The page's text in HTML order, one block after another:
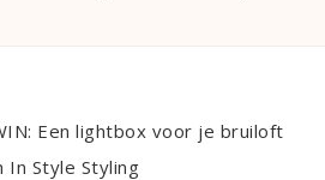
Een lightbox voor je bruiloft
In Style Styling